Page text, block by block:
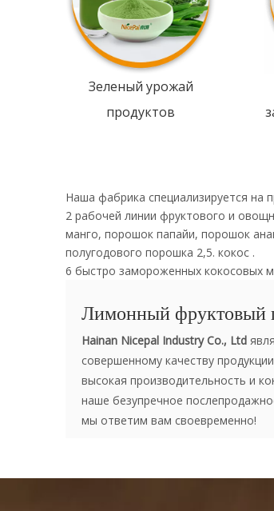
Зеленый урожай
продуктов
Наша фабрика специализируется на
2 рабочей линии фруктового и
манго, порошок папайи, порошок
полугодового порошка 2,5. кокос .
6 быстро замороженных кокосовых
Лимонный фруктовый
Hainan Nicepal Industry Co., Ltd
совершенному качеству
высокая производительность и
наше безупречное
мы ответим вам своевременно!